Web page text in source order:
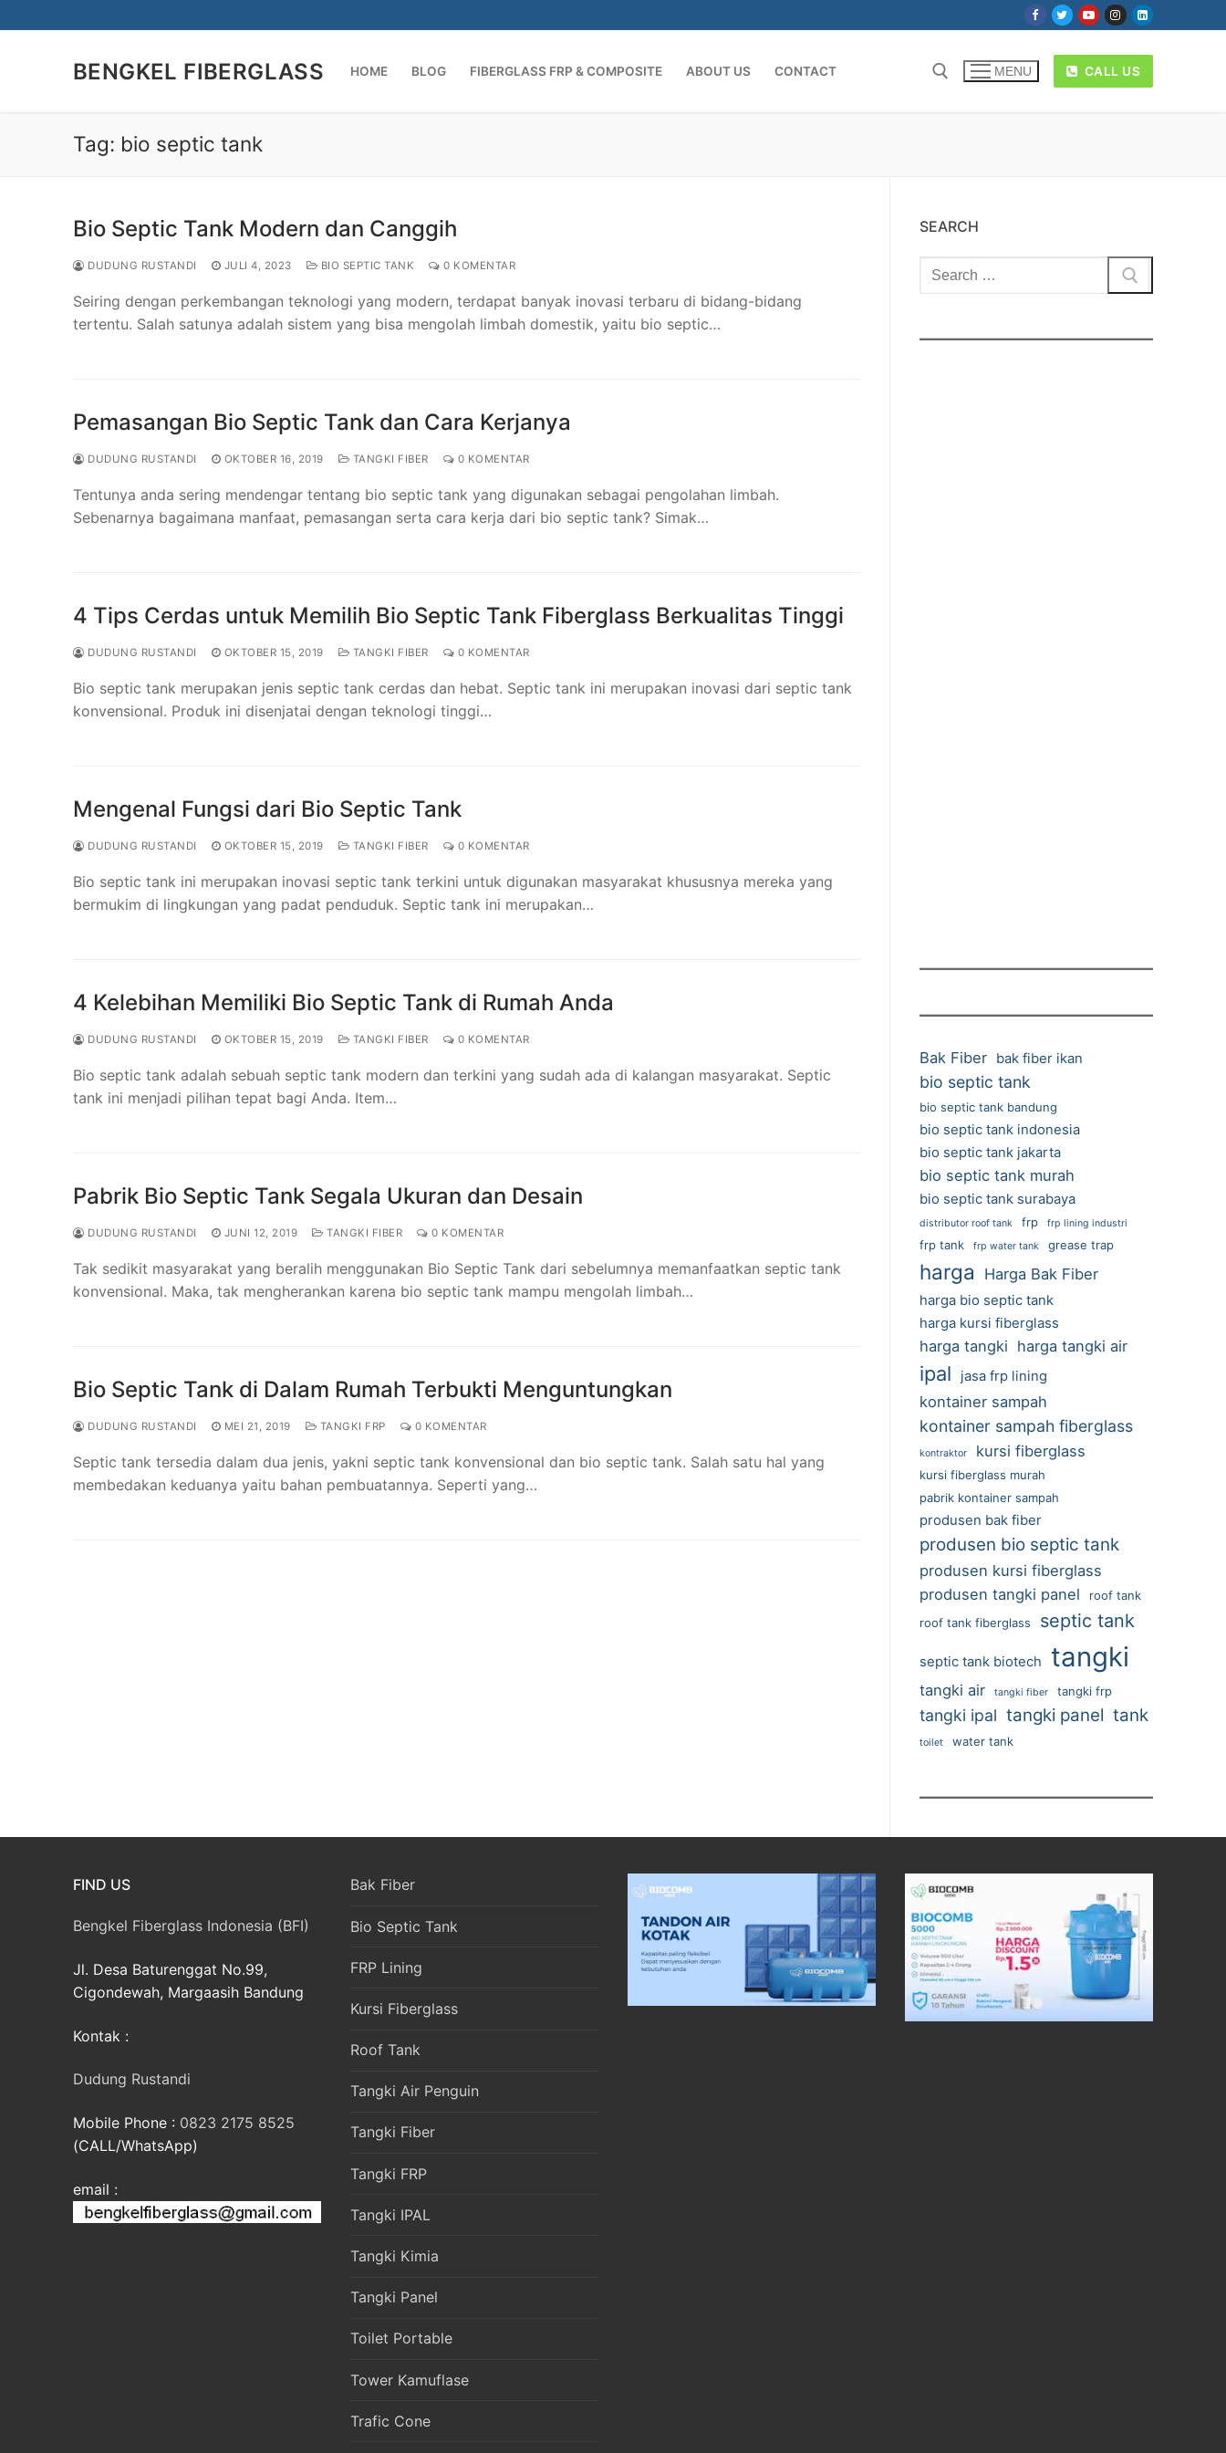
ke
BENGKEL FIBERGLASS HOME BLOG FIBERGLASS FRP & COMPOSITE ABOUT US CONTACT MENU CALL US
Tag: bio septic tank
Bio Septic Tank Modern dan Canggih
DUDUNG RUSTANDI JULI 4, 2023 BIO SEPTIC TANK 0 KOMENTAR
Seiring dengan perkembangan teknologi yang modern, terdapat banyak inovasi terbaru di bidang-bidang
tertentu. Salah satunya adalah sistem yang bisa mengolah limbah domestik, yaitu bio septic…
Pemasangan Bio Septic Tank dan Cara Kerjanya
DUDUNG RUSTANDI OKTOBER 16, 2019 TANGKI FIBER 0 KOMENTAR
Tentunya anda sering mendengar tentang bio septic tank yang digunakan sebagai pengolahan limbah.
Sebenarnya bagaimana manfaat, pemasangan serta cara kerja dari bio septic tank? Simak…
4 Tips Cerdas untuk Memilih Bio Septic Tank Fiberglass Berkualitas Tinggi
DUDUNG RUSTANDI OKTOBER 15, 2019 TANGKI FIBER 0 KOMENTAR
Bio septic tank merupakan jenis septic tank cerdas dan hebat. Septic tank ini merupakan inovasi dari septic tank
konvensional. Produk ini disenjatai dengan teknologi tinggi…
Mengenal Fungsi dari Bio Septic Tank
DUDUNG RUSTANDI OKTOBER 15, 2019 TANGKI FIBER 0 KOMENTAR
Bio septic tank ini merupakan inovasi septic tank terkini untuk digunakan masyarakat khususnya mereka yang
bermukim di lingkungan yang padat penduduk. Septic tank ini merupakan…
4 Kelebihan Memiliki Bio Septic Tank di Rumah Anda
DUDUNG RUSTANDI OKTOBER 15, 2019 TANGKI FIBER 0 KOMENTAR
Bio septic tank adalah sebuah septic tank modern dan terkini yang sudah ada di kalangan masyarakat. Septic
tank ini menjadi pilihan tepat bagi Anda. Item…
Pabrik Bio Septic Tank Segala Ukuran dan Desain
DUDUNG RUSTANDI JUNI 12, 2019 TANGKI FIBER 0 KOMENTAR
Tak sedikit masyarakat yang beralih menggunakan Bio Septic Tank dari sebelumnya memanfaatkan septic tank
konvensional. Maka, tak mengherankan karena bio septic tank mampu mengolah limbah…
Bio Septic Tank di Dalam Rumah Terbukti Menguntungkan
DUDUNG RUSTANDI MEI 21, 2019 TANGKI FRP 0 KOMENTAR
Septic tank tersedia dalam dua jenis, yakni septic tank konvensional dan bio septic tank. Salah satu hal yang
membedakan keduanya yaitu bahan pembuatannya. Seperti yang…
SEARCH
Cari:
Bak Fiber bak fiber ikan
bio septic tank
bio septic tank bandung
bio septic tank indonesia
bio septic tank jakarta
bio septic tank murah
bio septic tank surabaya
distributor roof tank frp frp lining industri
frp tank frp water tank grease trap
harga Harga Bak Fiber
harga bio septic tank
harga kursi fiberglass
harga tangki harga tangki air
ipal jasa frp lining
kontainer sampah
kontainer sampah fiberglass
kontraktor kursi fiberglass
kursi fiberglass murah
pabrik kontainer sampah
produsen bak fiber
produsen bio septic tank
produsen kursi fiberglass
produsen tangki panel
roof tank
roof tank fiberglass
septic tank
septic tank biotech tangki
tangki air tangki fiber tangki frp
tangki ipal tangki panel tank
toilet water tank
FIND US
Bengkel Fiberglass Indonesia (BFI)
Jl. Desa Baturenggat No.99,
Cigondewah, Margaasih Bandung
Kontak :
Dudung Rustandi
Mobile Phone : 0823 2175 8525
(CALL/WhatsApp)
email :
Bak Fiber
Bio Septic Tank
FRP Lining
Kursi Fiberglass
Roof Tank
Tangki Air Penguin
Tangki Fiber
Tangki FRP
Tangki IPAL
Tangki Kimia
Tangki Panel
Toilet Portable
Tower Kamuflase
Trafic Cone